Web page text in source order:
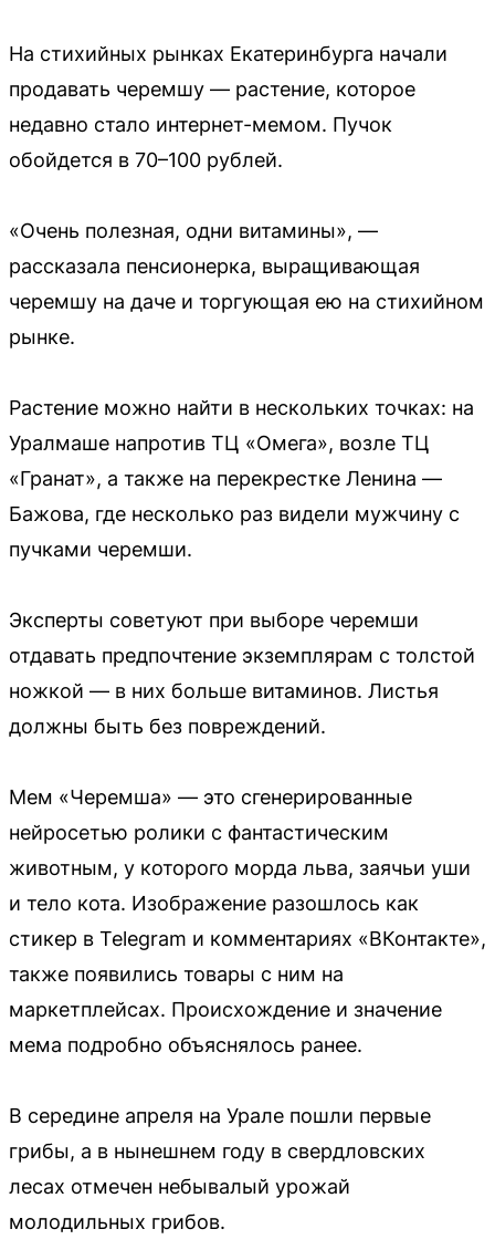
На стихийных рынках Екатеринбурга начали
продавать черемшу — растение, которое
недавно стало интернет-мемом. Пучок
обойдется в 70–100 рублей.
«Очень полезная, одни витамины», —
рассказала пенсионерка, выращивающая
черемшу на даче и торгующая ею на стихийном
рынке.
Растение можно найти в нескольких точках: на
Уралмаше напротив ТЦ «Омега», возле ТЦ
«Гранат», а также на перекрестке Ленина —
Бажова, где несколько раз видели мужчину с
пучками черемши.
Эксперты советуют при выборе черемши
отдавать предпочтение экземплярам с толстой
ножкой — в них больше витаминов. Листья
должны быть без повреждений.
Мем «Черемша» — это сгенерированные
нейросетью ролики с фантастическим
животным, у которого морда льва, заячьи уши
и тело кота. Изображение разошлось как
стикер в Telegram и комментариях «ВКонтакте»,
также появились товары с ним на
маркетплейсах. Происхождение и значение
мема подробно объяснялось ранее.
В середине апреля на Урале пошли первые
грибы, а в нынешнем году в свердловских
лесах отмечен небывалый урожай
молодильных грибов.